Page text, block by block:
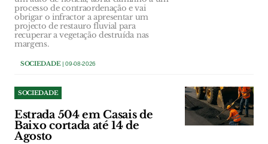
processo de contraordenação e vai
obrigar o infractor a apresentar um
projecto de restauro fluvial para
recuperar a vegetação destruída nas
margens.
SOCIEDADE| 09-08-2026
SOCIEDADE
Estrada 504 em Casais de
Baixo cortada até 14 de
Agosto